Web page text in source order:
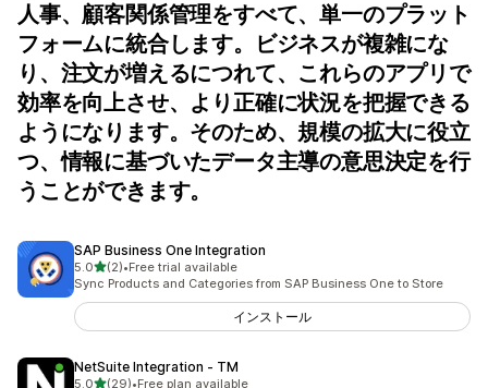
人事、顧客関係管理をすべて、単一のプラット
フォームに統合します。ビジネスが複雑にな
り、注文が増えるにつれて、これらのアプリで
効率を向上させ、より正確に状況を把握できる
ようになります。そのため、規模の拡大に役立
つ、情報に基づいたデータ主導の意思決定を行
うことができます。
SAP Business One Integration
5.05つ星中
(2)
合計レビュー数：2件
•Free trial available
Sync Products and Categories from SAP Business One to Store
インストール
NetSuite Integration ‑ TM
5.05つ星中
(29)•Free plan available